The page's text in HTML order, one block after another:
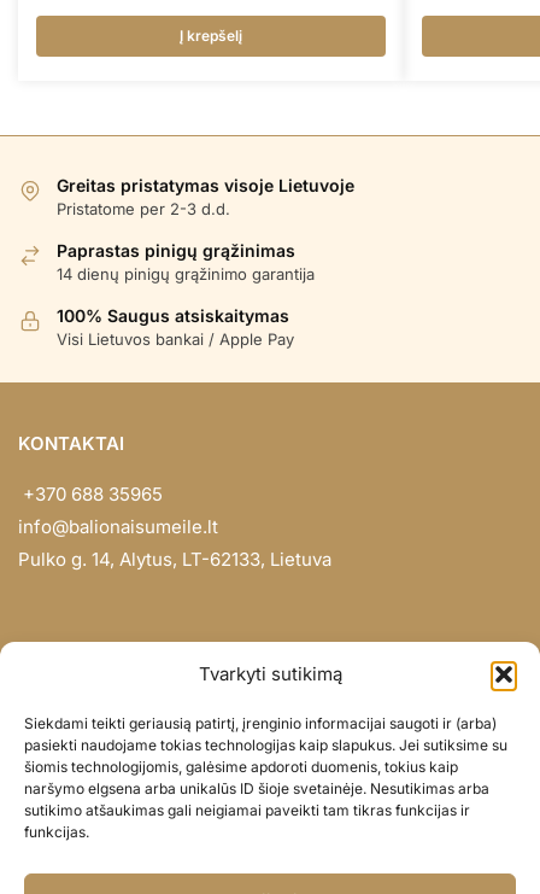
Tvarkyti sutikimą
Siekdami teikti geriausią patirtį, įrenginio informacijai saugoti ir (arba)
pasiekti naudojame tokias technologijas kaip slapukus. Jei sutiksime su
šiomis technologijomis, galėsime apdoroti duomenis, tokius kaip
naršymo elgsena arba unikalūs ID šioje svetainėje. Nesutikimas arba
sutikimo atšaukimas gali neigiamai paveikti tam tikras funkcijas ir
funkcijas.
Į krepšelį
Greitas pristatymas visoje Lietuvoje
Pristatome per 2-3 d.d.
Paprastas pinigų grąžinimas
14 dienų pinigų grąžinimo garantija
100% Saugus atsiskaitymas
Visi Lietuvos bankai / Apple Pay
KONTAKTAI
+370 688 35965
info@balionaisumeile.lt
Pulko g. 14, Alytus, LT-62133, Lietuva
Didmena
Darbų portfolio
Privatumo politika
Parduotuvės politika